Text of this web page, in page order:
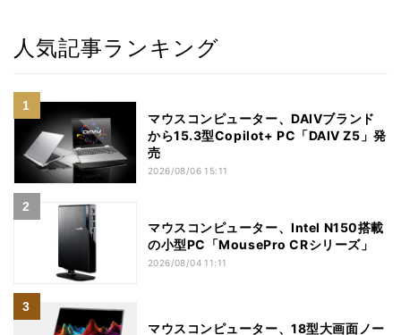
人気記事ランキング
マウスコンピューター、DAIVブランド
から15.3型Copilot+ PC「DAIV Z5」発
売
2026/08/06 15:11
マウスコンピューター、Intel N150搭載
の小型PC「MousePro CRシリーズ」
2026/08/04 11:11
マウスコンピューター、18型大画面ノー